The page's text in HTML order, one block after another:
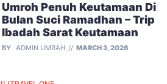
Umroh Penuh Keutamaan Di
Bulan Suci Ramadhan – Trip
Ibadah Sarat Keutamaan
BY ADMIN UMRAH MARCH 3, 2026